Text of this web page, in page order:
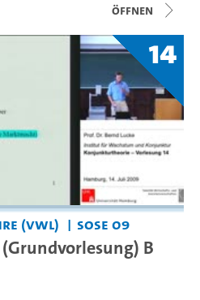
Öffnen
14
(VWL) SoSe 09
B